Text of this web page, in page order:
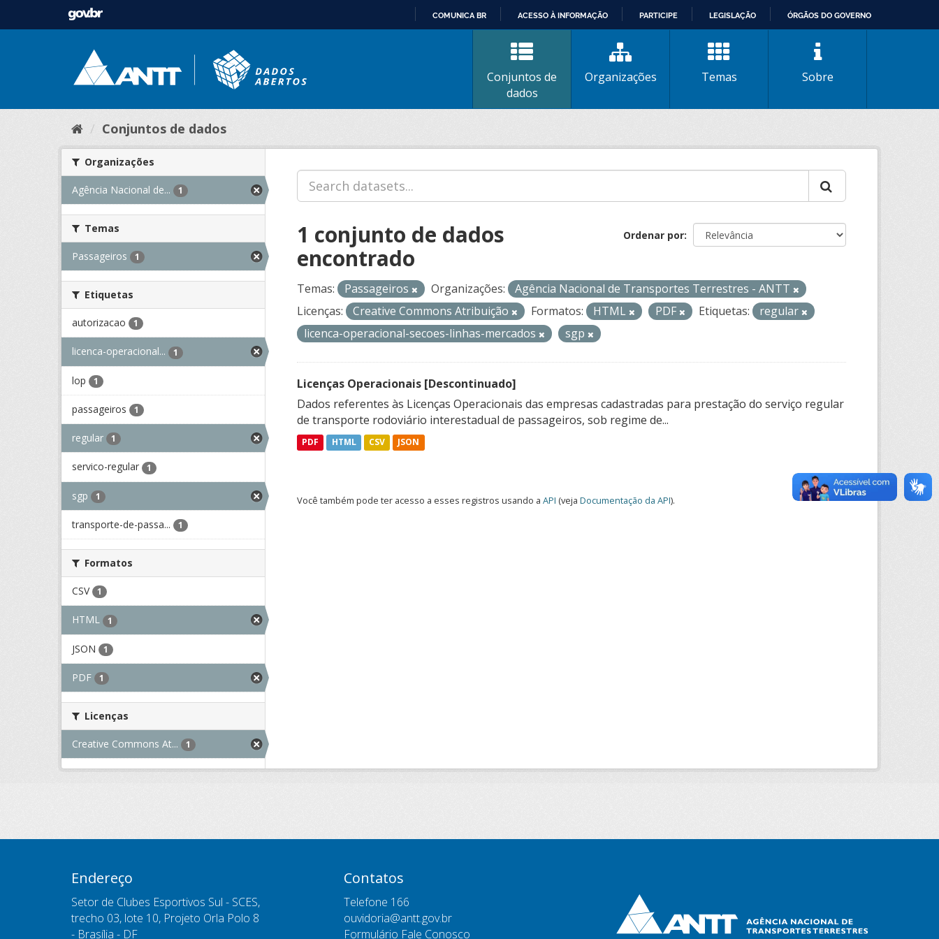
CONTEÚDO
COMUNICA BR ACESSO À INFORMAÇÃO PARTICIPE LEGISLAÇÃO ÓRGÃOS DO GOVERNO
Conjuntos de
dados
Organizações Temas Sobre
Conjuntos de dados
Organizações
Agência Nacional de... 1
Temas
Passageiros 1
Etiquetas
autorizacao 1
licenca-operacional... 1
lop 1
passageiros 1
regular 1
servico-regular 1
sgp 1
transporte-de-passa... 1
Formatos
CSV 1
HTML 1
JSON 1
PDF 1
Licenças
Creative Commons At... 1
Ordenar por
1 conjunto de dados
encontrado
Temas: Passageiros Organizações:
Agência Nacional de Transportes Terrestres - ANTT
Licenças:
Creative Commons Atribuição Formatos: HTML PDF Etiquetas:
regular
licenca-operacional-secoes-linhas-mercados
sgp
Licenças Operacionais [Descontinuado]
Dados referentes às Licenças Operacionais das empresas cadastradas para prestação do serviço regular
de transporte rodoviário interestadual de passageiros, sob regime de...
PDF HTML CSV JSON
Você também pode ter acesso a esses registros usando a API (veja Documentação da API).
Endereço
Setor de Clubes Esportivos Sul - SCES,
trecho 03, lote 10, Projeto Orla Polo 8
- Brasília - DF
Contatos
Telefone 166
ouvidoria@antt.gov.br
Formulário Fale Conosco